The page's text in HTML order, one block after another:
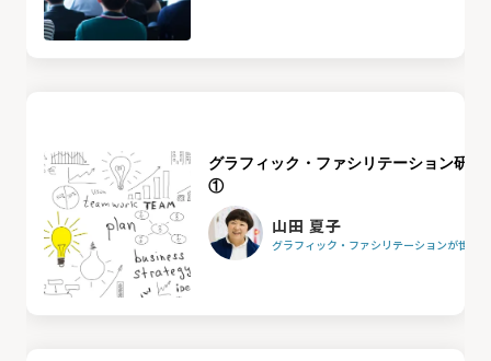
グラフィック・ファシリテーション研修
①
山田 夏子
グラフィック・ファシリテーションが世界